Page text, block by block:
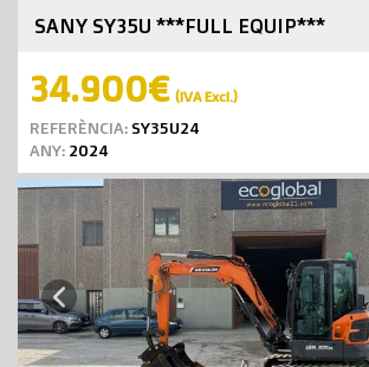
SANY SY35U ***FULL EQUIP***
34.900€ (IVA Excl.)
REFERÈNCIA: SY35U24
ANY: 2024
Previous